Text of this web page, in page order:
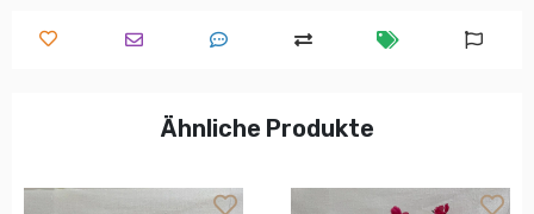
Ähnliche Produkte